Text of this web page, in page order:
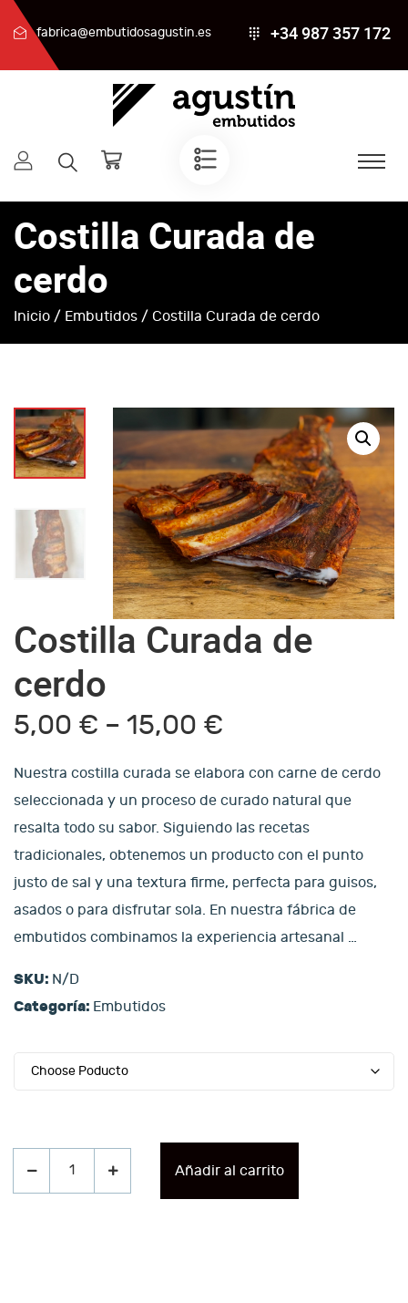
fabrica@embutidosagustin.es +34 987 357 172
Costilla Curada de
cerdo
Inicio / Embutidos / Costilla Curada de cerdo
Costilla Curada de
cerdo
5,00 € – 15,00 €
Nuestra costilla curada se elabora con carne de cerdo
seleccionada y un proceso de curado natural que
resalta todo su sabor. Siguiendo las recetas
tradicionales, obtenemos un producto con el punto
justo de sal y una textura firme, perfecta para guisos,
asados o para disfrutar sola. En nuestra fábrica de
embutidos combinamos la experiencia artesanal …
SKU: N/D
Categoría: Embutidos
Añadir al carrito